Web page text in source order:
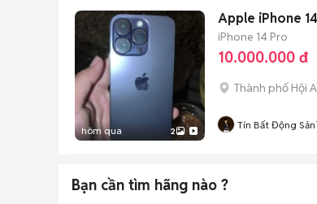
hôm qua 2
Apple iPhone
iPhone 14 Pro
10.000.000 đ
Thành phố Hội
Tín Bất Động Sản
Bạn cần tìm hãng nào ?